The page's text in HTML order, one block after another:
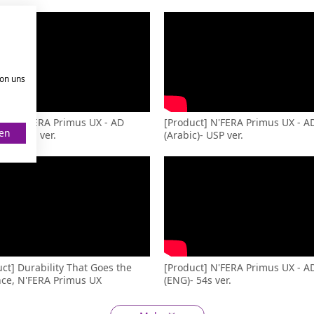
N'FERA Primus UX - AD
Main ver.
[Product] N'FERA Primus UX -
(Arabic)- USP ver.
Durability That Goes the
N'FERA Primus UX
[Product] N'FERA Primus UX -
(ENG)- 54s ver.
uns